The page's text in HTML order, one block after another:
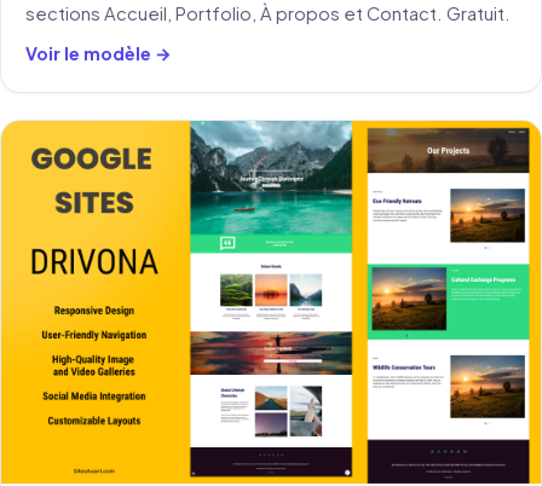
sections Accueil, Portfolio, À propos et Contact. Gratuit.
Voir le modèle →